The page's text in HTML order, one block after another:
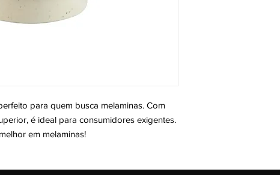
para quem busca melaminas. Com
é ideal para consumidores exigentes.
em melaminas!